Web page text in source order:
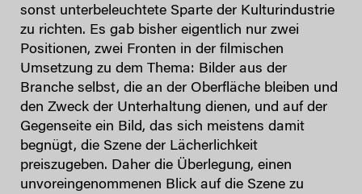
sonst unterbeleuchtete Sparte der Kulturindustrie
zu richten. Es gab bisher eigentlich nur zwei
Positionen, zwei Fronten in der filmischen
Umsetzung zu dem Thema: Bilder aus der
Branche selbst, die an der Oberfläche bleiben und
den Zweck der Unterhaltung dienen, und auf der
Gegenseite ein Bild, das sich meistens damit
begnügt, die Szene der Lächerlichkeit
preiszugeben. Daher die Überlegung, einen
unvoreingenommenen Blick auf die Szene zu